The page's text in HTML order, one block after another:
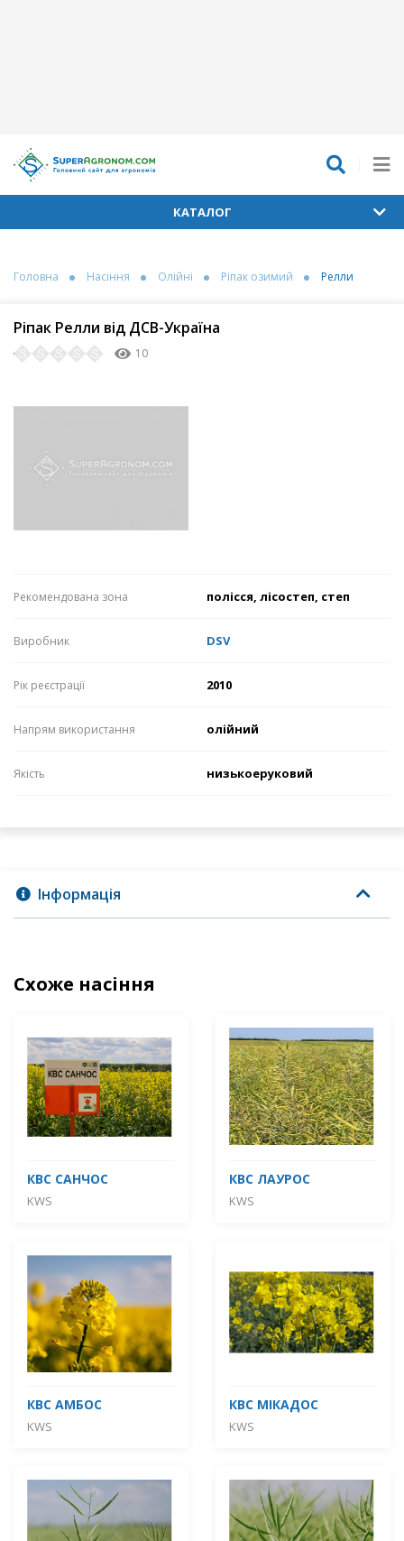
КАТАЛОГ
Головна Насіння Олійні Ріпак озимий Релли
Ріпак Релли від ДСВ-Україна
10
Рекомендована зона полісся, лісостеп, степ
Виробник DSV
Рік реєстрації 2010
Напрям використання олійний
Якість низькоеруковий
Інформація
Схоже насіння
КВС САНЧОС
KWS
КВС ЛАУРОС
KWS
КВС АМБОС
KWS
КВС МІКАДОС
KWS